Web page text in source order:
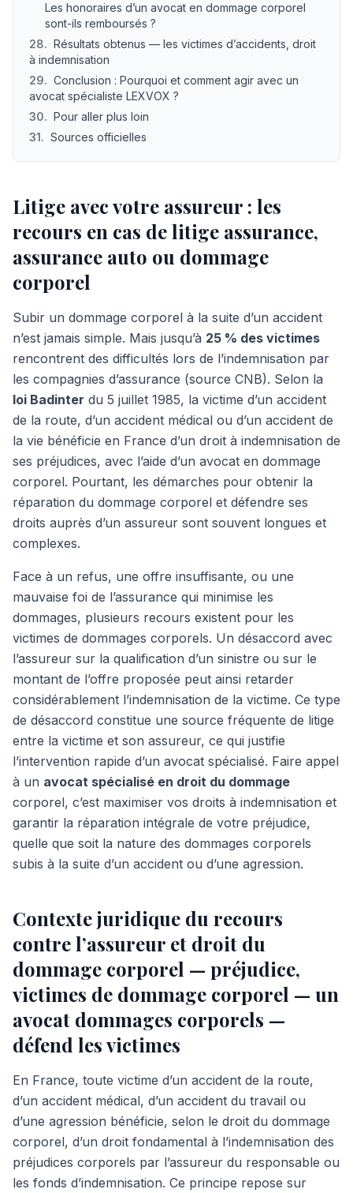
Les honoraires d’un avocat en dommage corporel
sont-ils remboursés ?
28. Résultats obtenus — les victimes d’accidents, droit
à indemnisation
29. Conclusion : Pourquoi et comment agir avec un
avocat spécialiste LEXVOX ?
30. Pour aller plus loin
31. Sources officielles
Litige avec votre assureur : les
recours en cas de litige assurance,
assurance auto ou dommage
corporel
Subir un dommage corporel à la suite d’un accident
n’est jamais simple. Mais jusqu’à 25 % des victimes
rencontrent des difficultés lors de l’indemnisation par
les compagnies d’assurance (source CNB). Selon la
loi Badinter du 5 juillet 1985, la victime d’un accident
de la route, d’un accident médical ou d’un accident de
la vie bénéficie en France d’un droit à indemnisation de
ses préjudices, avec l’aide d’un avocat en dommage
corporel. Pourtant, les démarches pour obtenir la
réparation du dommage corporel et défendre ses
droits auprès d’un assureur sont souvent longues et
complexes.
Face à un refus, une offre insuffisante, ou une
mauvaise foi de l’assurance qui minimise les
dommages, plusieurs recours existent pour les
victimes de dommages corporels. Un désaccord avec
l’assureur sur la qualification d’un sinistre ou sur le
montant de l’offre proposée peut ainsi retarder
considérablement l’indemnisation de la victime. Ce type
de désaccord constitue une source fréquente de litige
entre la victime et son assureur, ce qui justifie
l’intervention rapide d’un avocat spécialisé. Faire appel
à un avocat spécialisé en droit du dommage
corporel, c’est maximiser vos droits à indemnisation et
garantir la réparation intégrale de votre préjudice,
quelle que soit la nature des dommages corporels
subis à la suite d’un accident ou d’une agression.
Contexte juridique du recours
contre l’assureur et droit du
dommage corporel — préjudice,
victimes de dommage corporel — un
avocat dommages corporels —
défend les victimes
En France, toute victime d’un accident de la route,
d’un accident médical, d’un accident du travail ou
d’une agression bénéficie, selon le droit du dommage
corporel, d’un droit fondamental à l’indemnisation des
préjudices corporels par l’assureur du responsable ou
les fonds d’indemnisation. Ce principe repose sur